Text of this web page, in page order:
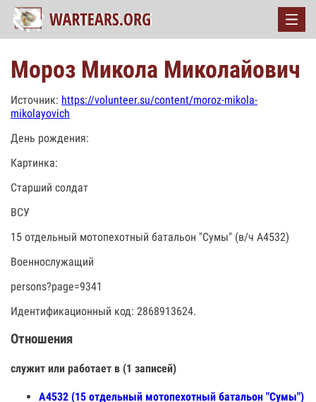
Мороз Микола Миколайович
Источник: https://volunteer.su/content/moroz-mikola-
mikolayovich
День рождения:
Картинка:
Старший солдат
ВСУ
15 отдельный мотопехотный батальон "Сумы" (в/ч А4532)
Военнослужащий
persons?page=9341
Идентификационный код: 2868913624.
Отношения
служит или работает в (1 записей)
А4532 (15 отдельный мотопехотный батальон "Сумы")